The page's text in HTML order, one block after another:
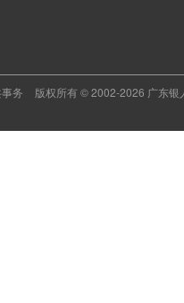
务 版权所有 © 2002-2026 广东银